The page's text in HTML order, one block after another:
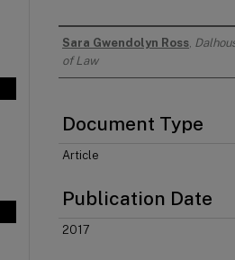
Authors
Sara Gwendolyn Ross,
of Law
Document Type
Article
Publication Date
2017